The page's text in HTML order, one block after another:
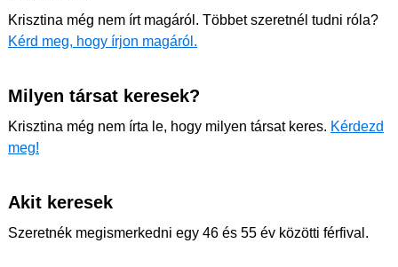
Krisztina még nem írt magáról. Többet szeretnél tudni róla?
Kérd meg, hogy írjon magáról.
Milyen társat keresek?
Krisztina még nem írta le, hogy milyen társat keres. Kérdezd
meg!
Akit keresek
Szeretnék megismerkedni egy 46 és 55 év közötti férfival.